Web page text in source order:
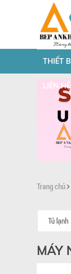
THIẾT
LIÊN HỆ
Trang chủ
Tủ lạnh
MÁY